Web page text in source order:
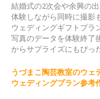
結婚式の2次会や余興の
体験しながら同時に撮影
ウェディングギフトプラ
写真のデータを体験終了
からサプライズにもぴっ
うづまこ陶芸教室のウェ
ウェディングプラン参考